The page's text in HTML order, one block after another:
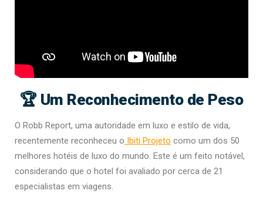
🏆 Um Reconhecimento de Peso
O Robb Report, uma autoridade em luxo e estilo de vida,
recentemente reconheceu o Ibiti Projeto como um dos 50
melhores hotéis de luxo do mundo. Este é um feito notável,
considerando que o hotel foi avaliado por cerca de 21
especialistas em viagens.